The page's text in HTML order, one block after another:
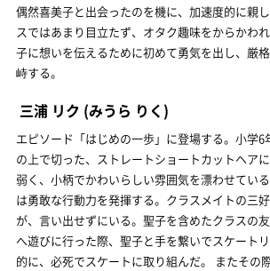
偶然喜美子と出会ったのを機に、加速度的に親
スではあまり目立たず、オタク趣味をからかわ
子に想いを伝えるために初めて勇気を出し、厳
峙する。
三浦 リク (みうら りく)
エピソード「はじめの一歩」に登場する。小学6
の上で切った、ストレートショートカットヘア
弱く、小柄でかわいらしい雰囲気を漂わせてい
は勇敢な行動力を発揮する。クラスメイトの三
が、言い出せずにいる。聖子を含めたクラスの
へ遊びに行った際、聖子と手を繋いでスケート
的に、必死でスケートに取り組んだ。 またその